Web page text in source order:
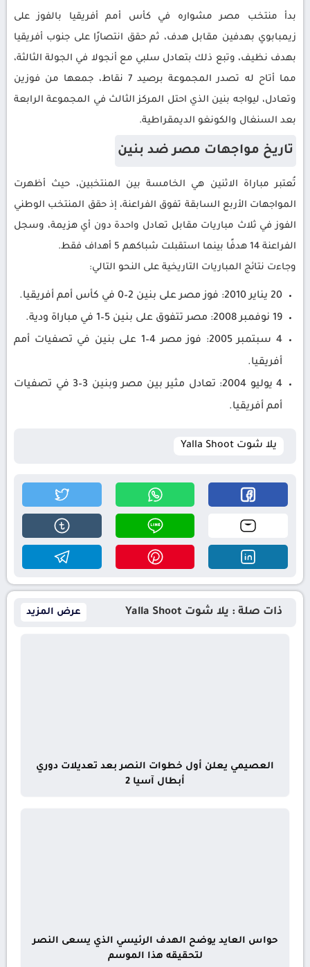
بدأ منتخب مصر مشواره في كأس أمم أفريقيا بالفوز على
زيمبابوي بهدفين مقابل هدف، ثم حقق انتصارًا على جنوب أفريقيا
بهدف نظيف، وتبع ذلك بتعادل سلبي مع أنجولا في الجولة الثالثة،
مما أتاح له تصدر المجموعة برصيد 7 نقاط، جمعها من فوزين
وتعادل، ليواجه بنين الذي احتل المركز الثالث في المجموعة الرابعة
بعد السنغال والكونغو الديمقراطية.
تاريخ مواجهات مصر ضد بنين
تُعتبر مباراة الاثنين هي الخامسة بين المنتخبين، حيث أظهرت
المواجهات الأربع السابقة تفوق الفراعنة، إذ حقق المنتخب الوطني
الفوز في ثلاث مباريات مقابل تعادل واحدة دون أي هزيمة، وسجل
الفراعنة 14 هدفًا بينما استقبلت شباكهم 5 أهداف فقط.
وجاءت نتائج المباريات التاريخية على النحو التالي:
20 يناير 2010: فوز مصر على بنين 2–0 في كأس أمم أفريقيا.
19 نوفمبر 2008: مصر تتفوق على بنين 5–1 في مباراة ودية.
4 سبتمبر 2005: فوز مصر 4–1 على بنين في تصفيات أمم
أفريقيا.
4 يوليو 2004: تعادل مثير بين مصر وبنين 3–3 في تصفيات
أمم أفريقيا.
يلا شوت Yalla Shoot
ذات صلة : يلا شوت Yalla Shoot عرض المزيد
العصيمي يعلن أول خطوات النصر بعد تعديلات دوري
أبطال آسيا 2
حواس العايد يوضح الهدف الرئيسي الذي يسعى النصر
لتحقيقه هذا الموسم